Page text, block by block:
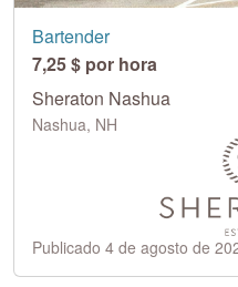
Bartender
7,25 $ por hora
Sheraton Nashua
Nashua, NH
Publicado 4 de agosto de